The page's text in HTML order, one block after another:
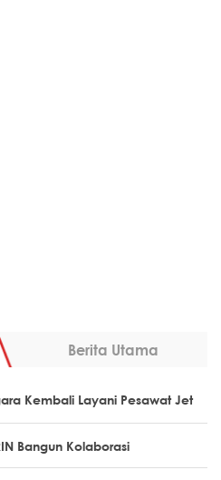
Berita Utama
Kembali Layani Pesawat Jet
Bangun Kolaborasi